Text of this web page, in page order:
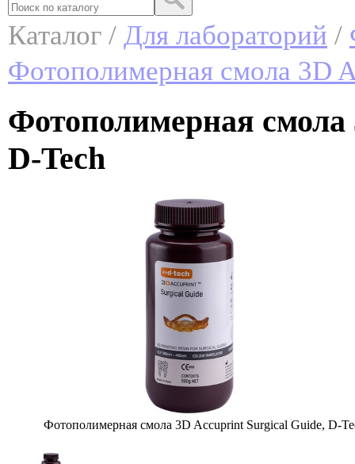
Каталог / Для лабораторий /
Фотополимерная смола 3D
Фотополимерная
D-Tech
Фотополимерная смола 3D Accuprint Surgical Guide, D-